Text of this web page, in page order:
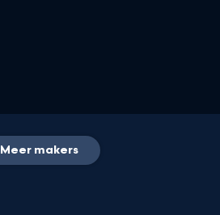
Meer
Meer makers